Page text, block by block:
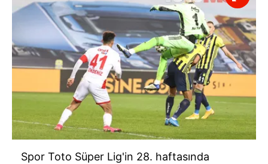
Spor Toto Süper Lig'in 28. haftasında